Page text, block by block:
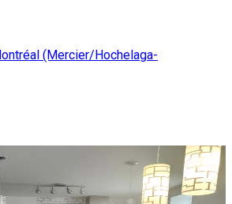
(Mercier/Hochelaga-